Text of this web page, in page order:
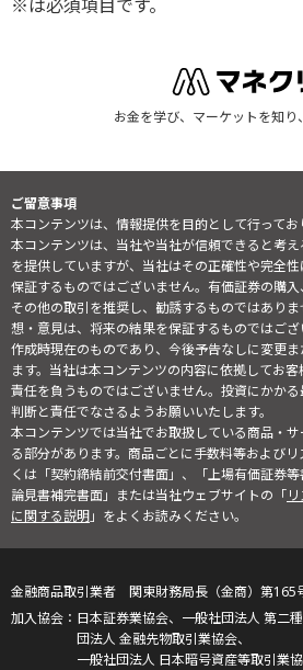
※は必須項目です。
お金を学び、マーケットを知り
ご留意事項
本コンテンツは、情報提供を目的として行ってお
本コンテンツは、当社や当社が信頼できると考
を提供していますが、当社はその正確性や完全
保証するものではございません。有価証券の購入
その他の取引を推奨し、勧誘するものではあり
想・意見は、将来の結果を保証するものではご
作成時現在のものであり、今後予告なしに変更
ます。当社は本コンテンツの内容に依拠してお
責任を負うものではございません。投資にかか
判断と責任でなさるようお願いいたします。
本コンテンツでは当社でお取扱している商品・
る部分があります。商品ごとに手数料等および
くは「契約締結前交付書面」、「上場有価証券
論見書補完書面」または当社ウェブサイトの「
に関する説明」をよくお読みください。
金融商品取引業者 関東財務局長（金商）第165
日本証券業協会、一般社団法人 第二
団法人 金融先物取引業協会、
一般社団法人 日本暗号資産等取引業